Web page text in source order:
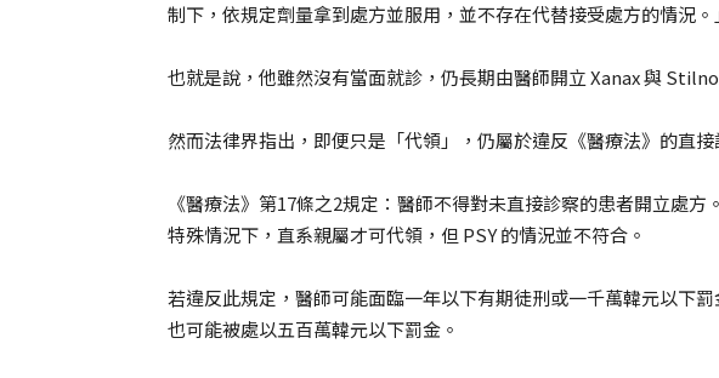
制下，依規定劑量拿到處方並服用，並不存在代替接受處方的情況。
也就是說，他雖然沒有當面就診，仍長期由醫師開立 Xanax 與
然而法律界指出，即便只是「代領」，仍屬於違反《醫療法》的直接
《醫療法》第17條之2規定：醫師不得對未直接診察的患者開立處
特殊情況下，直系親屬才可代領，但 PSY 的情況並不符合。
若違反此規定，醫師可能面臨一年以下有期徒刑或一千萬韓元以下
也可能被處以五百萬韓元以下罰金。